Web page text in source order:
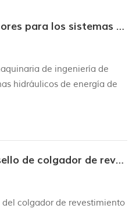
¿Qué sellos son los mejores para los sistemas hidráulicos de nueva energía?
de ingeniería de
hidráulicos de energía de
centrales de sellado.
suelen sufrir
hidráulicos biodegradables,¿Cómo seleccionar un sello de colgador de revestimiento para cabezales de pozo de petróleo y gas?
colgador de revestimiento